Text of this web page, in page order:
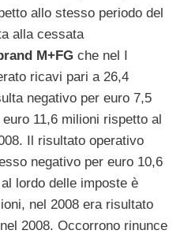
allo stesso periodo del
alla cessata
M+FG che nel I
ricavi pari a 26,4
negativo per euro 7,5
11,6 milioni rispetto al
Il risultato operativo
negativo per euro 10,6
lordo delle imposte è
nel 2008 era risultato
2008. Occorrono rinunce